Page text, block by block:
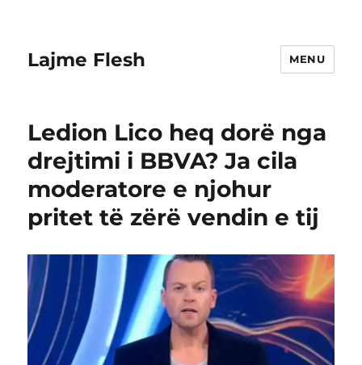
Lajme Flesh MENU
Ledion Lico heq dorë nga
drejtimi i BBVA? Ja cila
moderatore e njohur
pritet të zërë vendin e tij